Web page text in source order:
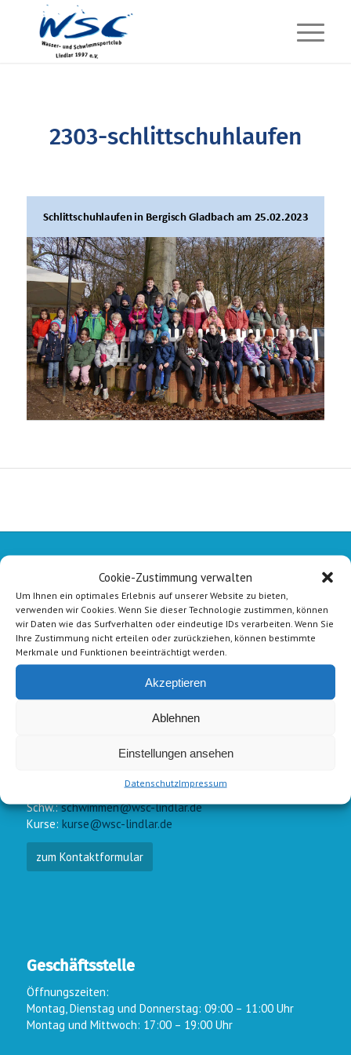
Cookie-Zustimmung verwalten
Um Ihnen ein optimales Erlebnis auf unserer Website zu bieten,
verwenden wir Cookies. Wenn Sie dieser Technologie zustimmen, können
wir Daten wie das Surfverhalten oder eindeutige IDs verarbeiten. Wenn Sie
Ihre Zustimmung nicht erteilen oder zurückziehen, können bestimmte
Merkmale und Funktionen beeinträchtigt werden.
Akzeptieren
Ablehnen
Einstellungen ansehen
DatenschutzImpressum
2303-schlittschuhlaufen
Schlittschuhlaufen in Bergisch Gladbach am
info@wsc-lindlar.de
Schw.:schwimmen@wsc-lindlar.de
Kurse: kurse@wsc-lindlar.de
zum Kontaktformular
Geschäftsstelle
Öffnungszeiten:
Montag, Dienstag und Donnerstag: 09:00 – 11:00 Uhr
Montag und Mittwoch: 17:00 – 19:00 Uhr